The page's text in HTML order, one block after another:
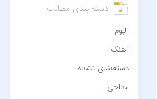
دسته بندی مطالب
آلبوم
آهنگ
دسته‌بندی نشده
مداحی